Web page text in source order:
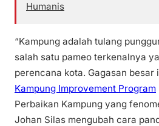
Humanis
“Kampung adalah tulang
salah satu pameo terkenalnya
perencana kota. Gagasan
Kampung Improvement Program
Perbaikan Kampung yang
Johan Silas mengubah cara